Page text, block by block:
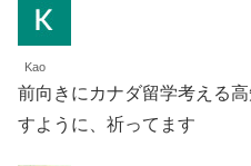
Kao
前向きにカナダ留学考える
すように、祈ってます